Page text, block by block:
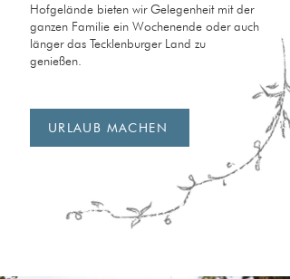
Hofgelände bieten wir Gelegenheit mit der
ganzen Familie ein Wochenende oder auch
länger das Tecklenburger Land zu
genießen.
URLAUB MACHEN